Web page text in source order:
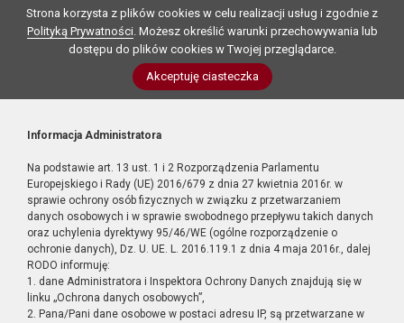
Strona korzysta z plików cookies w celu realizacji usług i zgodnie z
Polityką Prywatności. Możesz określić warunki przechowywania lub
dostępu do plików cookies w Twojej przeglądarce.
Akceptuję ciasteczka
Informacja Administratora
Na podstawie art. 13 ust. 1 i 2 Rozporządzenia Parlamentu
Europejskiego i Rady (UE) 2016/679 z dnia 27 kwietnia 2016r. w
sprawie ochrony osób fizycznych w związku z przetwarzaniem
danych osobowych i w sprawie swobodnego przepływu takich danych
oraz uchylenia dyrektywy 95/46/WE (ogólne rozporządzenie o
ochronie danych), Dz. U. UE. L. 2016.119.1 z dnia 4 maja 2016r., dalej
RODO informuję:
1. dane Administratora i Inspektora Ochrony Danych znajdują się w
linku „Ochrona danych osobowych”,
2. Pana/Pani dane osobowe w postaci adresu IP, są przetwarzane w